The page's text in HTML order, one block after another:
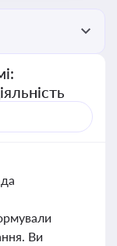
Ви